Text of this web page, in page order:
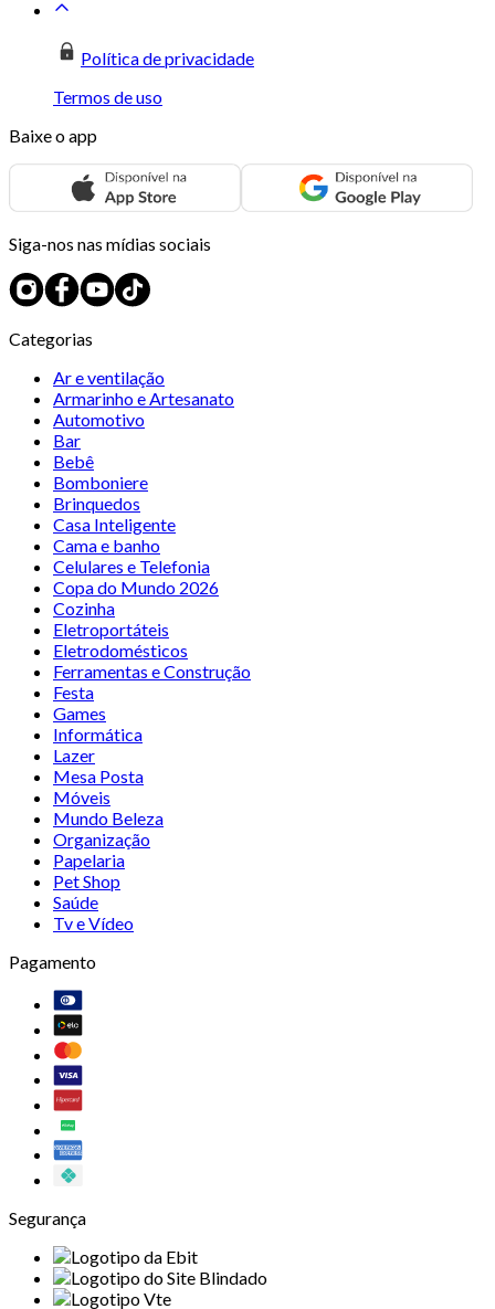
Política de privacidade
Termos de uso
Baixe o app
Siga-nos nas mídias sociais
Categorias
Ar e ventilação
Armarinho e Artesanato
Automotivo
Bar
Bebê
Bomboniere
Brinquedos
Casa Inteligente
Cama e banho
Celulares e Telefonia
Copa do Mundo 2026
Cozinha
Eletroportáteis
Eletrodomésticos
Ferramentas e Construção
Festa
Games
Informática
Lazer
Mesa Posta
Móveis
Mundo Beleza
Organização
Papelaria
Pet Shop
Saúde
Tv e Vídeo
Pagamento
Segurança